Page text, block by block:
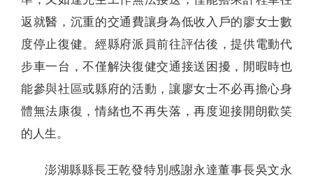
返就醫，沉重的交通費讓身為低收入戶的廖女士數
度停止復健。經縣府派員前往評估後，提供電動代
步車一台，不僅解決復健交通接送困擾，閒暇時也
能參與社區或縣府的活動，讓廖女士不必再擔心身
體無法康復，情緒也不再失落，再度迎接開朗歡笑
的人生。
澎湖縣縣長王乾發特別感謝永達董事長吳文永